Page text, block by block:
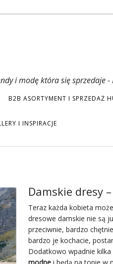
i modę która się sprzedaje -
B2B ASORTYMENT I SPRZEDAŻ
I INSPIRACJE
Damskie dresy
Teraz każda kobieta
dresowe damskie nie są
przeciwnie, bardzo
bardzo je kochacie,
Dodatkowo wpadnie kilka